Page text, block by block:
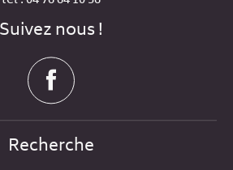
Suivez nous !
Recherche